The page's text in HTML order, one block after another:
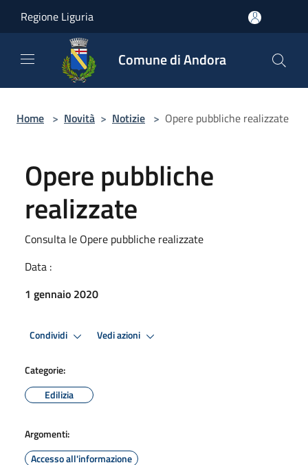
Regione Liguria
Comune di Andora
Home > Novità > Notizie > Opere pubbliche realizzate
Opere pubbliche
realizzate
Consulta le Opere pubbliche realizzate
Data :
1 gennaio 2020
Condividi Vedi azioni
Categorie:
Edilizia
Argomenti:
Accesso all'informazione